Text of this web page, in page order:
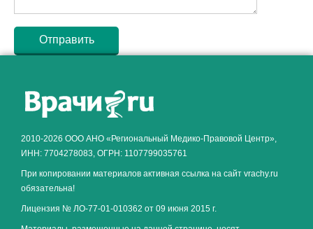
2010-2026 ООО АНО «Региональный Медико-Правовой Центр»,
ИНН: 7704278083, ОГРН: 1107799035761
При копировании материалов активная ссылка на сайт vrachy.ru
обязательна!
Лицензия № ЛО-77-01-010362 от 09 июня 2015 г.